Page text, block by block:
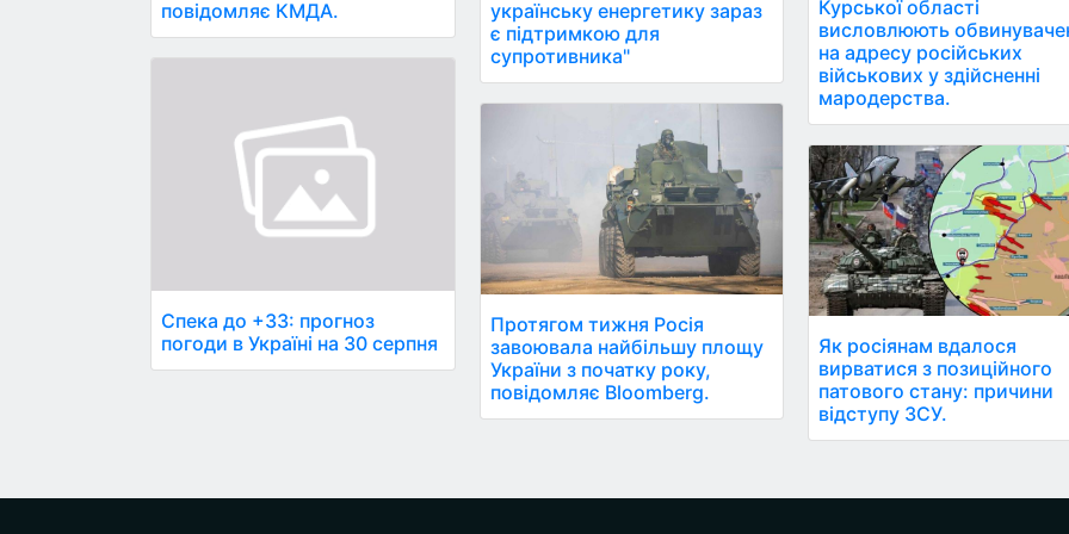
повідомляє КМДА.
Спека до +33: прогноз
погоди в Україні на 30 серпня
українську енергетику зараз
є підтримкою для
супротивника"
Протягом тижня Росія
завоювала найбільшу площу
України з початку року,
повідомляє Bloomberg.
Курської області
висловлюють
на адресу російських
військових у здійсненні
мародерства.
Як росіянам вдалося
вирватися з позиційного
патового стану: причини
відступу ЗСУ.